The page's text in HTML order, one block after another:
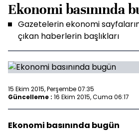
Ekonomi basınında
Gazetelerin ekonomi
çıkan haberlerin başlıkları
15 Ekim 2015, Perşembe 07:35
Güncelleme : 16 Ekim 2015, Cuma 06:17
Ekonomi basınında bugün